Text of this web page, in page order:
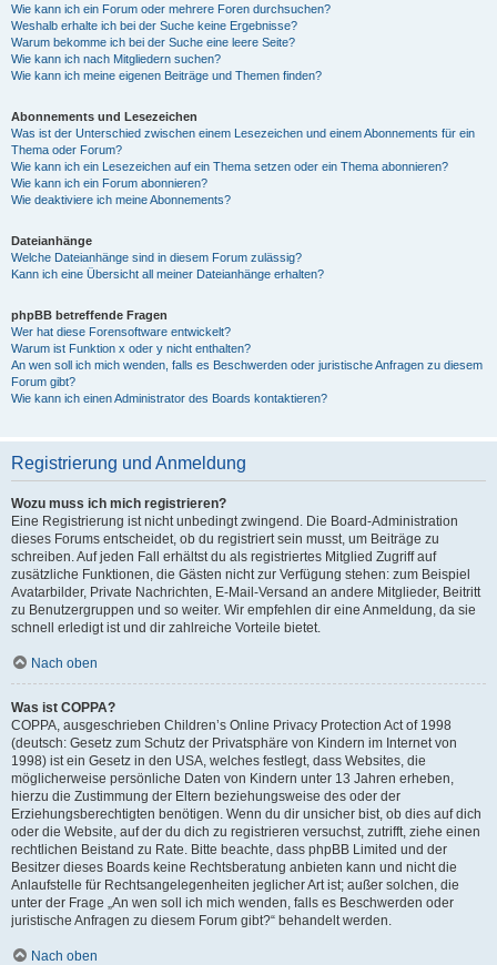
Wie kann ich ein Forum oder mehrere Foren durchsuchen?
Weshalb erhalte ich bei der Suche keine Ergebnisse?
Warum bekomme ich bei der Suche eine leere Seite?
Wie kann ich nach Mitgliedern suchen?
Wie kann ich meine eigenen Beiträge und Themen finden?
Abonnements und Lesezeichen
Was ist der Unterschied zwischen einem Lesezeichen und einem Abonnements für ein
Thema oder Forum?
Wie kann ich ein Lesezeichen auf ein Thema setzen oder ein Thema abonnieren?
Wie kann ich ein Forum abonnieren?
Wie deaktiviere ich meine Abonnements?
Dateianhänge
Welche Dateianhänge sind in diesem Forum zulässig?
Kann ich eine Übersicht all meiner Dateianhänge erhalten?
phpBB betreffende Fragen
Wer hat diese Forensoftware entwickelt?
Warum ist Funktion x oder y nicht enthalten?
An wen soll ich mich wenden, falls es Beschwerden oder juristische Anfragen zu diesem
Forum gibt?
Wie kann ich einen Administrator des Boards kontaktieren?
Registrierung und Anmeldung
Wozu muss ich mich registrieren?
Eine Registrierung ist nicht unbedingt zwingend. Die Board-Administration
dieses Forums entscheidet, ob du registriert sein musst, um Beiträge zu
schreiben. Auf jeden Fall erhältst du als registriertes Mitglied Zugriff auf
zusätzliche Funktionen, die Gästen nicht zur Verfügung stehen: zum Beispiel
Avatarbilder, Private Nachrichten, E-Mail-Versand an andere Mitglieder, Beitritt
zu Benutzergruppen und so weiter. Wir empfehlen dir eine Anmeldung, da sie
schnell erledigt ist und dir zahlreiche Vorteile bietet.
Nach oben
Was ist COPPA?
COPPA, ausgeschrieben Children’s Online Privacy Protection Act of 1998
(deutsch: Gesetz zum Schutz der Privatsphäre von Kindern im Internet von
1998) ist ein Gesetz in den USA, welches festlegt, dass Websites, die
möglicherweise persönliche Daten von Kindern unter 13 Jahren erheben,
hierzu die Zustimmung der Eltern beziehungsweise des oder der
Erziehungsberechtigten benötigen. Wenn du dir unsicher bist, ob dies auf dich
oder die Website, auf der du dich zu registrieren versuchst, zutrifft, ziehe einen
rechtlichen Beistand zu Rate. Bitte beachte, dass phpBB Limited und der
Besitzer dieses Boards keine Rechtsberatung anbieten kann und nicht die
Anlaufstelle für Rechtsangelegenheiten jeglicher Art ist; außer solchen, die
unter der Frage „An wen soll ich mich wenden, falls es Beschwerden oder
juristische Anfragen zu diesem Forum gibt?“ behandelt werden.
Nach oben